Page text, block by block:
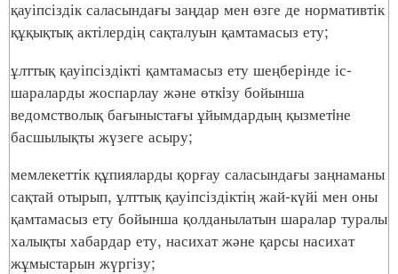
қауіпсіздік саласындағы заңдар мен өзге де нормативтік
құқықтық актілердің сақталуын қамтамасыз ету;
ұлттық қауіпсіздікті қамтамасыз ету шеңберінде іс-
шараларды жоспарлау және өткiзу бойынша
ведомстволық бағыныстағы ұйымдардың қызметiне
басшылықты жүзеге асыру;
мемлекеттік құпияларды қорғау саласындағы заңнаманы
сақтай отырып, ұлттық қауіпсіздіктің жай-күйі мен оны
қамтамасыз ету бойынша қолданылатын шаралар туралы
халықты хабардар ету, насихат және қарсы насихат
жұмыстарын жүргізу;